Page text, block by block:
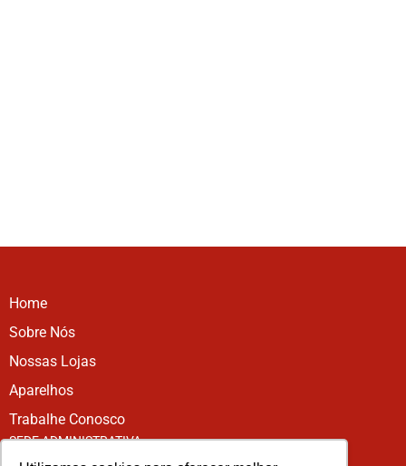
Home
Sobre Nós
Nossas Lojas
Aparelhos
Trabalhe Conosco
SEDE ADMINISTRATIVA